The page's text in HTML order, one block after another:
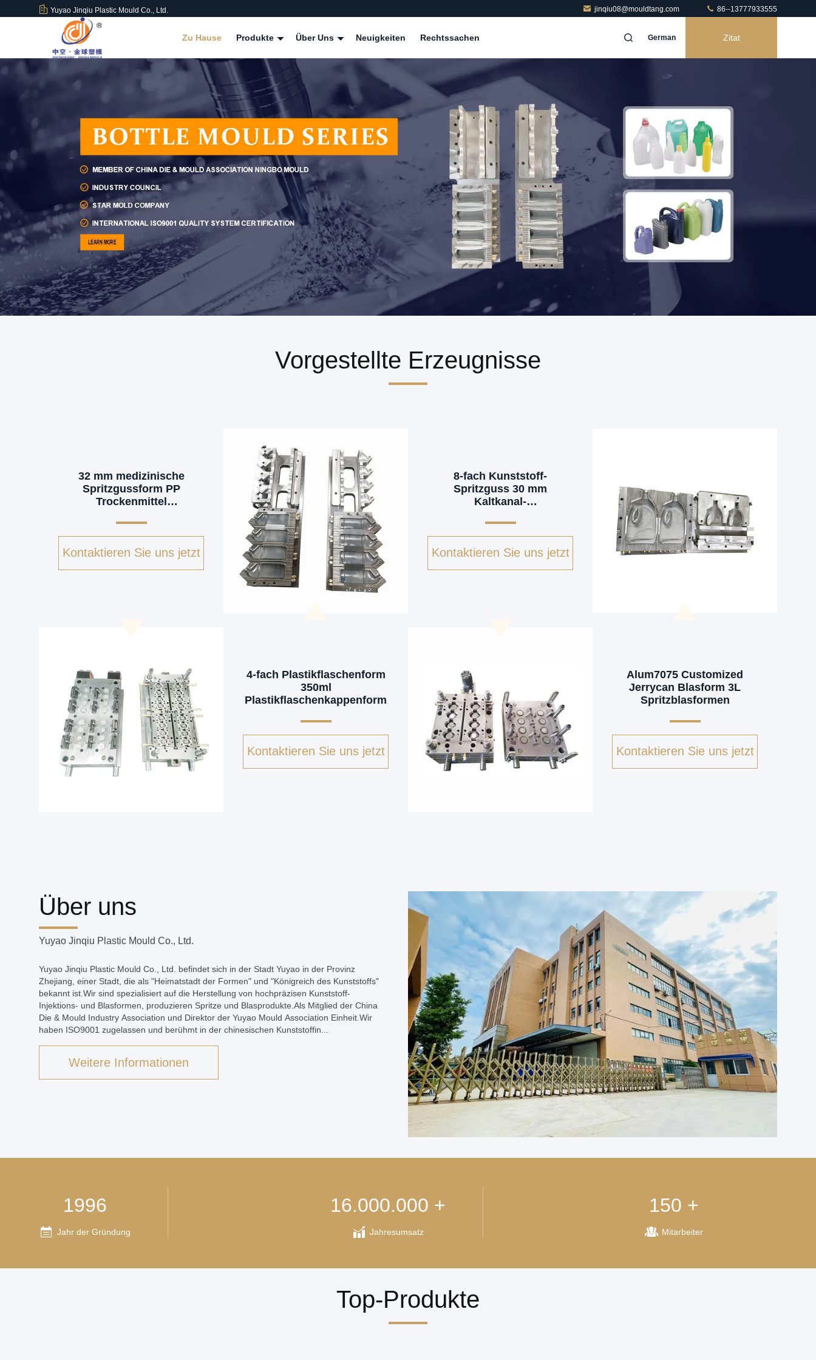
Yuyao Jinqiu Plastic Mould Co., Ltd. jinqiu08@mouldtang.com 86--13777933555
Zu Hause Produkte Über Uns Neuigkeiten Rechtssachen German Zitat
Vorgestellte Erzeugnisse
32 mm medizinische
Spritzgussform PP
Trockenmittel
Kunststoffformteil
Kontaktieren Sie uns jetzt
4-fach Plastikflaschenform
350ml
Plastikflaschenkappenform
Kontaktieren Sie uns jetzt
8-fach Kunststoff-
Spritzguss 30 mm
Kaltkanal-
Kontaktieren Sie uns jetzt
Alum7075 Customized
Jerrycan Blasform 3L
Spritzblasformen
Kontaktieren Sie uns jetzt
Über uns
Yuyao Jinqiu Plastic Mould Co., Ltd.
Yuyao Jinqiu Plastic Mould Co., Ltd. befindet sich in der Stadt Yuyao in der Provinz
Zhejiang, einer Stadt, die als "Heimatstadt der Formen" und "Königreich des Kunststoffs"
bekannt ist.Wir sind spezialisiert auf die Herstellung von hochpräzisen Kunststoff-
Injektions- und Blasformen, produzieren Spritze und Blasprodukte.Als Mitglied der China
Die & Mould Industry Association und Direktor der Yuyao Mould Association Einheit.Wir
haben ISO9001 zugelassen und berühmt in der chinesischen Kunststoffin...
Weitere Informationen
1996
Jahr der Gründung
16.000.000 +
Jahresumsatz
150 +
Mitarbeiter
Top-Produkte